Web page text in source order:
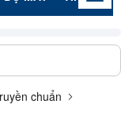
chuẩn